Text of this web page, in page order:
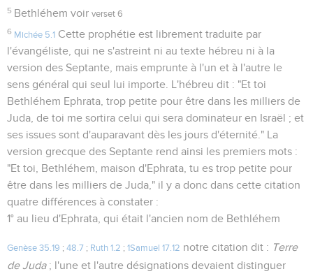
5 Bethléhem voirverset 6
6 Michée 5.1 Cette prophétie est librement traduite par
l'évangéliste, qui ne s'astreint ni au texte hébreu ni à la
version des Septante, mais emprunte à l'un et à l'autre le
sens général qui seul lui importe. L'hébreu dit : "Et toi
Bethléhem Ephrata, trop petite pour être dans les milliers de
Juda, de toi me sortira celui qui sera dominateur en Israël ; et
ses issues sont d'auparavant dès les jours d'éternité." La
version grecque des Septante rend ainsi les premiers mots :
"Et toi, Bethléhem, maison d'Ephrata, tu es trop petite pour
être dans les milliers de Juda," il y a donc dans cette citation
quatre différences à constater :
1° au lieu d'Ephrata, qui était l'ancien nom de Bethléhem
Genèse 35.19 ; 48.7 ; Ruth 1.2 ; 1Samuel 17.12 notre citation dit : Terre
de Juda; l'une et l'autre désignations devaient distinguer